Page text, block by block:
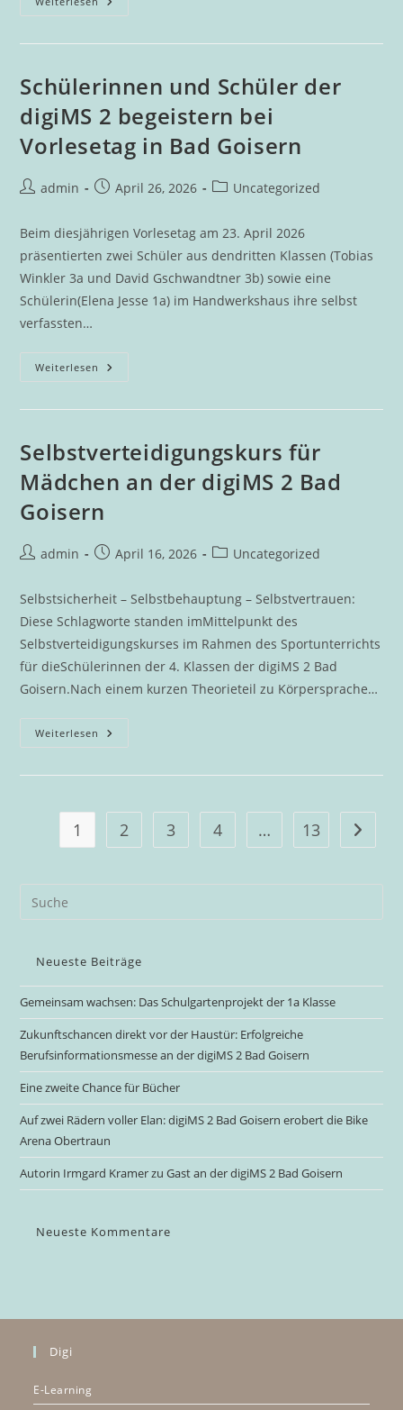
Mehrkampf
Der
Bad
Goisern
Schülerinnen und Schüler der
digiMS 2 begeistern bei
Vorlesetag in Bad Goisern
Beitrags-
admin
BeitragApril 26, 2026
Beitrags-
Uncategorized
Beim diesjährigen Vorlesetag am 23. April 2026
präsentierten zwei Schüler aus dendritten Klassen (Tobias
Winkler 3a und David Gschwandtner 3b) sowie eine
Schülerin(Elena Jesse 1a) im Handwerkshaus ihre selbst
verfassten…
Weiterlesen Schülerinnen
Und
Der
Begeistern
Bei
In
Bad
Goisern
Selbstverteidigungskurs für
Mädchen an der digiMS 2 Bad
Goisern
Beitrags-
admin
BeitragApril 16, 2026
Beitrags-
Uncategorized
Selbstsicherheit – Selbstbehauptung – Selbstvertrauen:
Diese Schlagworte standen imMittelpunkt des
Selbstverteidigungskurses im Rahmen des Sportunterrichts
für dieSchülerinnen der 4. Klassen der digiMS 2 Bad
Goisern.Nach einem kurzen Theorieteil zu Körpersprache…
Weiterlesen Selbstverteidigungskurs
Für
An
2
Bad
Goisern
1 2 3 4 … 13 Gehe
Neueste Beiträge
Gemeinsam wachsen: Das Schulgartenprojekt der 1a Klasse
Zukunftschancen direkt vor der Haustür: Erfolgreiche
Berufsinformationsmesse an der digiMS 2 Bad Goisern
Eine zweite Chance für Bücher
Auf zwei Rädern voller Elan: digiMS 2 Bad Goisern erobert die Bike
Arena Obertraun
Autorin Irmgard Kramer zu Gast an der digiMS 2 Bad Goisern
Neueste Kommentare
Digi
E-Learning